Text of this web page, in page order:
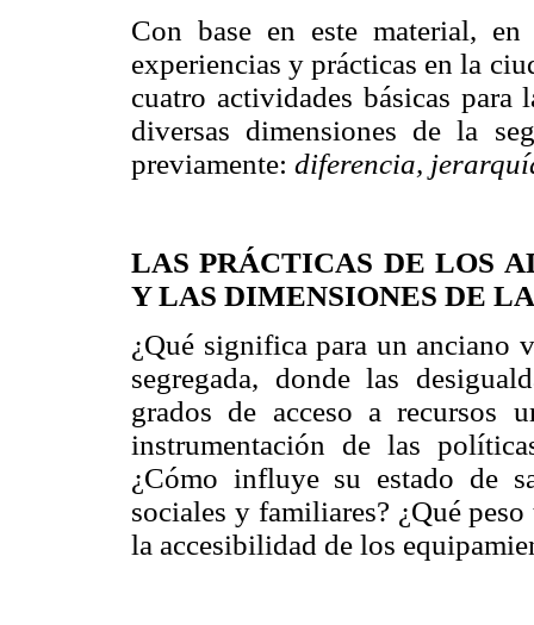
Con base en este material, en
experiencias y prácticas en la
cuatro actividades básicas
diversas dimensiones de la
previamente: diferencia,
LAS PRÁCTICAS DE LOS
Y LAS DIMENSIONES DE
¿Qué significa para un anciano
segregada, donde las
grados de acceso a recursos
instrumentación de las
¿Cómo influye su estado de
sociales y familiares? ¿Qué
la accesibilidad de los